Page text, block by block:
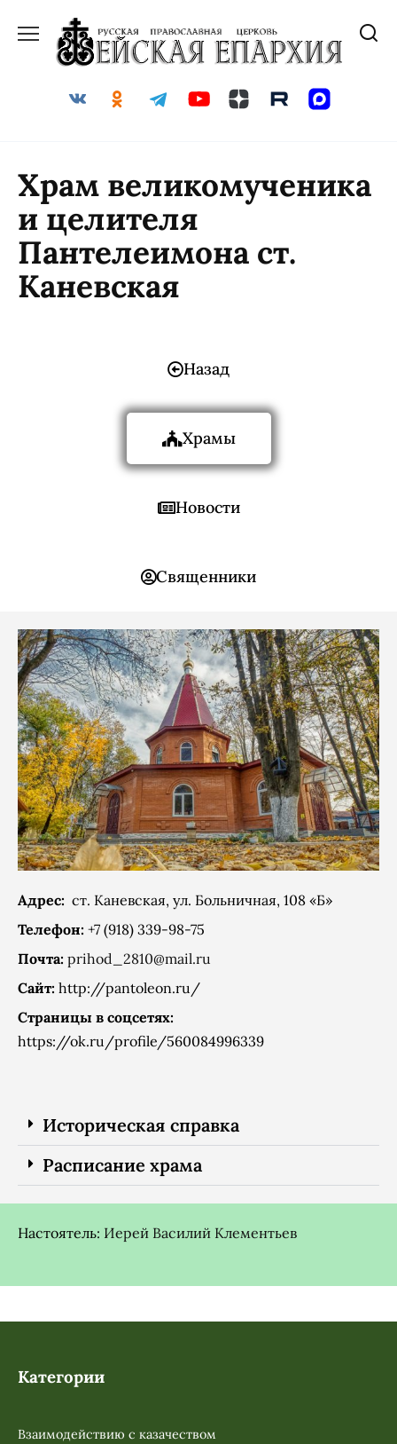
Храм великомученика
и целителя
Пантелеимона ст.
Каневская
Назад
Храмы
Новости
Священники
Адрес: ст. Каневская, ул. Больничная, 108 «Б»
Телефон: +7 (918) 339-98-75
Почта: prihod_2810@mail.ru
Сайт: http://pantoleon.ru/
Страницы в соцсетях:
https://ok.ru/profile/560084996339
Историческая справка
Расписание храма
Настоятель: Иерей Василий Клементьев
Категории
Взаимодействию с казачеством